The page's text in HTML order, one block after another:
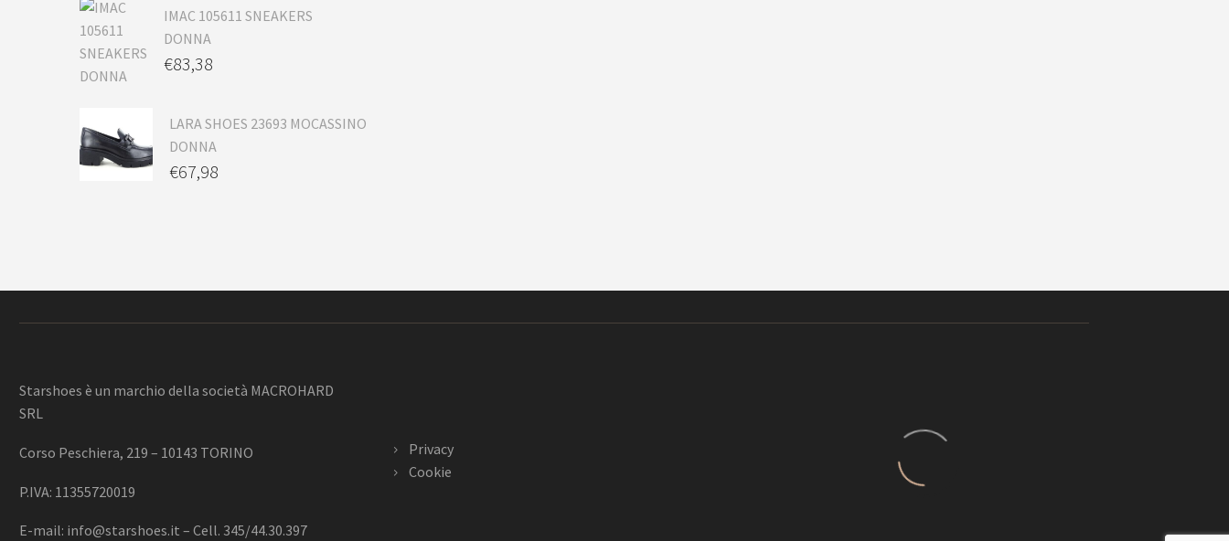
IMAC 105611 SNEAKERS
DONNA
€83,38
LARA SHOES 23693 MOCASSINO
DONNA
€67,98
Starshoes è un marchio della società MACROHARD
SRL
Corso Peschiera, 219 – 10143 TORINO
P.IVA: 11355720019
E-mail: info@starshoes.it – Cell. 345/44.30.397
Privacy
Cookie